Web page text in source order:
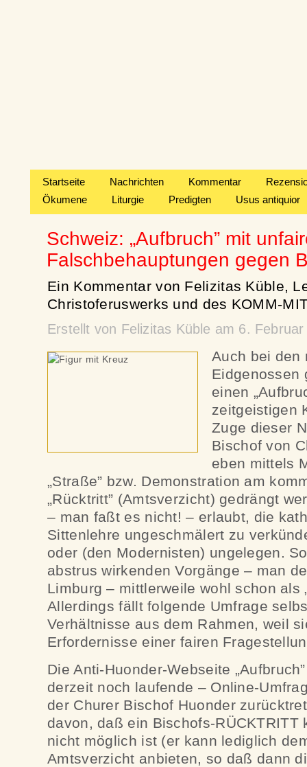
Startseite Nachrichten Kommentar
Ökumene
Liturgie Predigten Usus antiquior
Schweiz: „Aufbruch” mit
Falschbehauptungen gegen
Ein Kommentar von Felizitas Küble,
Christoferuswerks und des KOMM-
Erstellt von Felizitas Küble am 6.
Auch bei den
Eidgenossen
einen
zeitgeistigen
Zuge dieser
Bischof von
eben mittels
„Straße” bzw. Demonstration am
„Rücktritt” (Amtsverzicht) gedrängt
– man faßt es nicht! – erlaubt, die
Sittenlehre ungeschmälert zu
oder (den Modernisten) ungelegen.
abstrus wirkenden Vorgänge – man
Limburg – mittlerweile wohl schon als
Allerdings fällt folgende Umfrage
Verhältnisse aus dem Rahmen, weil
Erfordernisse einer fairen
Die Anti-Huonder-Webseite
derzeit noch laufende – Online-
der Churer Bischof Huonder
davon, daß ein Bischofs-RÜCKTRITT
nicht möglich ist (er kann lediglich
Amtsverzicht anbieten, so daß dann